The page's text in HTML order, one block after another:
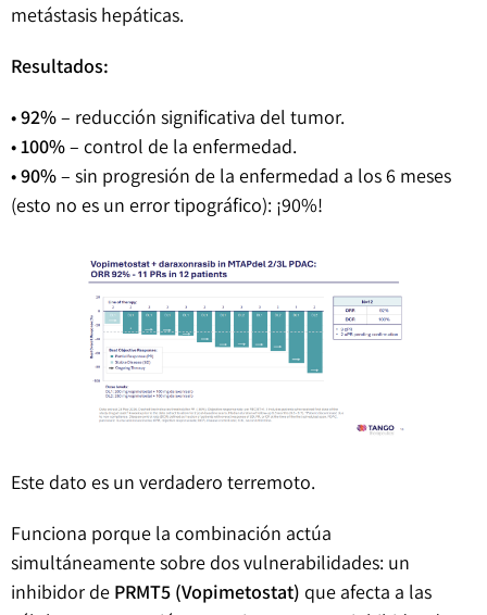
metástasis hepáticas.
Resultados:
•92%– reducción significativa del tumor.
•100%– control de la enfermedad.
•90%– sin progresión de la enfermedad a los 6 meses
(esto no es un error tipográfico): ¡90%!
Este dato es un verdadero terremoto.
Funciona porque la combinación actúa
simultáneamente sobre dos vulnerabilidades: un
inhibidor de PRMT5 (Vopimetostat) que afecta a las